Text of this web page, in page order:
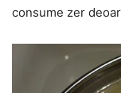
consume zer